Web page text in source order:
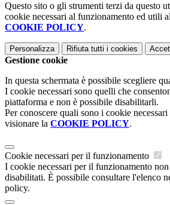
Questo sito o gli strumenti terzi da questo
cookie necessari al funzionamento ed utili
COOKIE POLICY.
Personalizza Rifiuta tutti i cookies
Gestione cookie
In questa schermata è possibile scegliere
I cookie necessari sono quelli che
piattaforma e non è possibile disabilitarli.
Per conoscere quali sono i cookie
visionare la COOKIE POLICY.
Cookie necessari per il funzionamento
I cookie necessari per il funzionamento non
disabilitati. È possibile consultare l'elenco
policy.